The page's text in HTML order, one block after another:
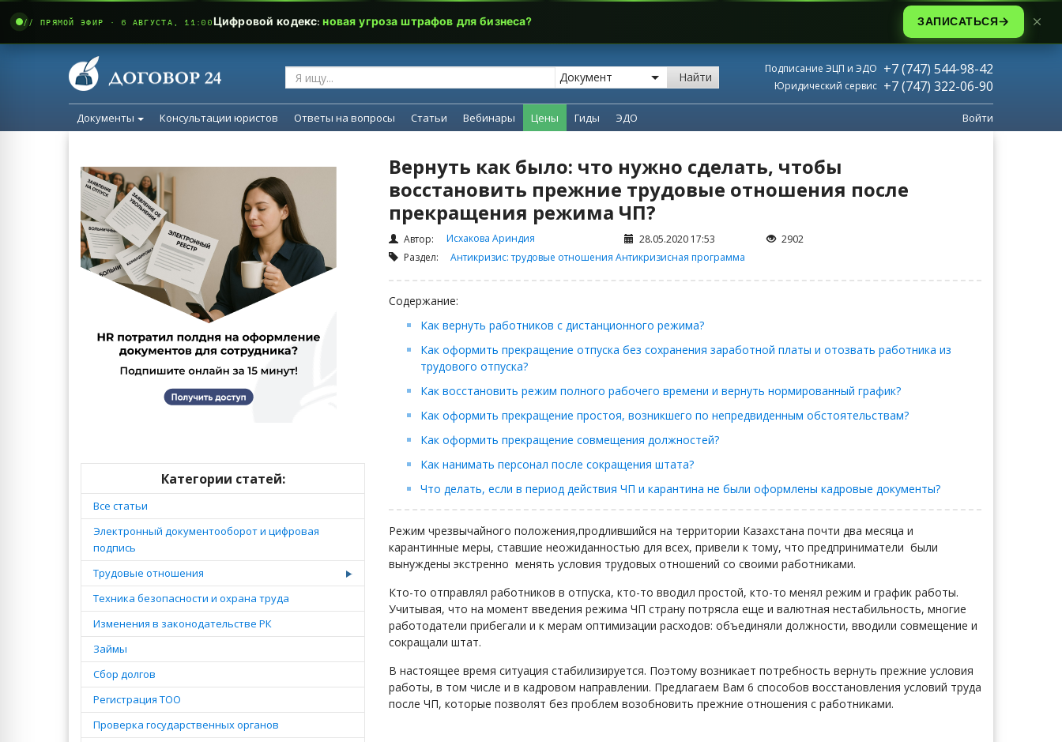
Найти
Подписание ЭЦП и ЭДО +7 (747) 544-98-42
Юридический сервис +7 (747) 322-06-90
Документы Консультации юристов Ответы на вопросы Статьи Вебинары Цены Гиды ЭДО Войти
Категории статей:
Все статьи
Электронный документооборот и цифровая
подпись
Трудовые отношения
Техника безопасности и охрана труда
Изменения в законодательстве РК
Займы
Сбор долгов
Регистрация ТОО
Проверка государственных органов
Вернуть как было: что нужно сделать, чтобы
восстановить прежние трудовые отношения после
прекращения режима ЧП?
Автор: Исхакова Ариндия 28.05.2020 17:53
2902
Раздел: Антикризис: трудовые отношения Антикризисная программа
Содержание:
Как вернуть работников с дистанционного режима?
Как оформить прекращение отпуска без сохранения заработной платы и отозвать работника из
трудового отпуска?
Как восстановить режим полного рабочего времени и вернуть нормированный график?
Как оформить прекращение простоя, возникшего по непредвиденным обстоятельствам?
Как оформить прекращение совмещения должностей?
Как нанимать персонал после сокращения штата?
Что делать, если в период действия ЧП и карантина не были оформлены кадровые документы?
Режим чрезвычайного положения,продлившийся на территории Казахстана почти два месяца и
карантинные меры, ставшие неожиданностью для всех, привели к тому, что предприниматели были
вынуждены экстренно менять условия трудовых отношений со своими работниками.
Кто-то отправлял работников в отпуска, кто-то вводил простой, кто-то менял режим и график работы.
Учитывая, что на момент введения режима ЧП страну потрясла еще и валютная нестабильность, многие
работодатели прибегали и к мерам оптимизации расходов: объединяли должности, вводили совмещение и
сокращали штат.
В настоящее время ситуация стабилизируется. Поэтому возникает потребность вернуть прежние условия
работы, в том числе и в кадровом направлении. Предлагаем Вам 6 способов восстановления условий труда
после ЧП, которые позволят без проблем возобновить прежние отношения с работниками.
// ПРЯМОЙ ЭФИР · 6 АВГУСТА, 11:00Цифровой кодекс:новая угроза штрафов для бизнеса? ЗАПИСАТЬСЯ